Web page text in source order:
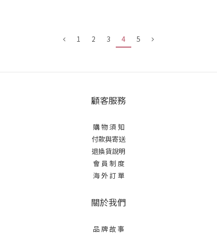
1 2 3 4 5
顧客服務
購 物 須 知
付款與寄送
退換貨說明
會 員 制 度
海 外 訂 單
關於我們
品 牌 故 事